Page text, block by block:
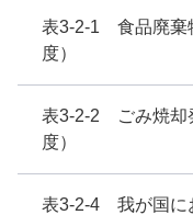
表3-2-1 食品廃棄
度）
表3-2-2 ごみ焼却
度）
表3-2-4 我が国に